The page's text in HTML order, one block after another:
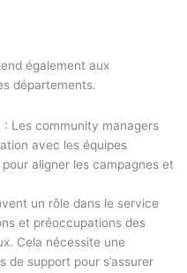
également aux
départements.
Les community managers
avec les équipes
aligner les campagnes et
un rôle dans le service
et préoccupations des
Cela nécessite une
de support pour s’assurer